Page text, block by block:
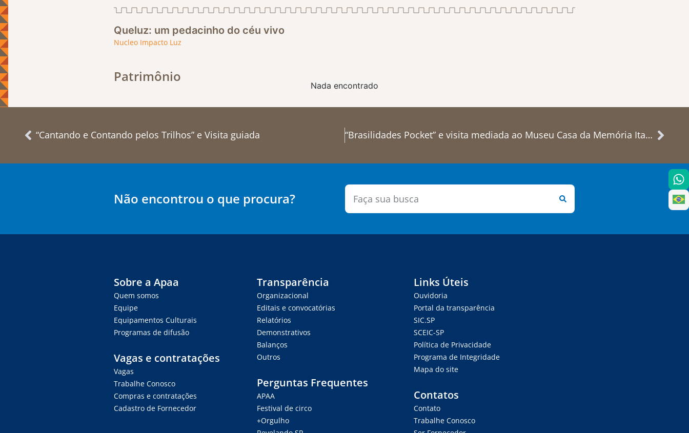
Queluz: um pedacinho do céu vivo
Nucleo Impacto Luz
Patrimônio
Nada encontrado
“Cantando e Contando pelos Trilhos” e Visita guiada “Brasilidades Pocket” e visita mediada ao Museu Casa da Memória Italiana
Não encontrou o que procura?
Sobre a Apaa
Quem somos
Equipe
Equipamentos Culturais
Programas de difusão
Vagas e contratações
Vagas
Trabalhe Conosco
Compras e contratações
Cadastro de Fornecedor
Transparência
Organizacional
Editais e convocatórias
Relatórios
Demonstrativos
Balanços
Outros
Perguntas Frequentes
APAA
Festival de circo
+Orgulho
Links Úteis
Ouvidoria
Portal da transparência
SIC.SP
SCEIC-SP
Política de Privacidade
Programa de Integridade
Mapa do site
Contatos
Contato
Trabalhe Conosco